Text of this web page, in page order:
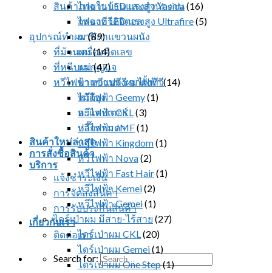
สินค้าภายในบ้านและสำนักงาน
กล่องทีวีดิจิตอล
นาฬิกาแขวนผนัง
เครื่องคิดเลข
แม่กุญแจ
ขาแขวนทีวี ขาตั้งทีวี
ไม้ตียุง
อะแดปเตอร์
ปลั๊กสามตา
สินค้าใหม่ล่าสุด
การสั่งซื้อสินค้า
บริการ
แจ้งชำระเงิน
การจัดส่งสินค้า
การรับประกันสินค้า
เกี่ยวกับเรา
ติดต่อเรา
Search for:
ไฟฉาย LED แรงสูง Yasida(16)
ไฟฉาย LED แรงสูง Ultrafire(5)
อุปกรณ์ทำผม(89)
ที่ม้วนผม(14)
ที่หนีบผม(47)
หวีไฟฟ้า หวีแปรงผมไฟฟ้า(14)
หวีไฟฟ้า Geemy(1)
หวีไฟฟ้า CKL(3)
หวีไฟฟ้า JMF(1)
หวีไฟฟ้า Kingdom(1)
หวีไฟฟ้า Nova(2)
หวีไฟฟ้า Fast Hair(1)
หวีไฟฟ้า Kemei(2)
หวีไฟฟ้า Gemei(1)
ไดร์เป่าผม มีสาย-ไร้สาย (27)
ไดร์เป่าผม CKL(20)
ไดร์เป่าผม Gemei(1)
ไดร์เป่าผม One Step(1)